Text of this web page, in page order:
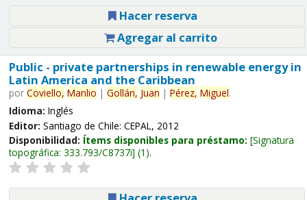
Hacer reserva
Agregar al carrito
Public - private partnerships in renewable energy in
Latin America and the Caribbean
por Coviello, Manlio | Gollán, Juan | Pérez, Miguel.
Idioma: Inglés
Editor: Santiago de Chile: CEPAL, 2012
Disponibilidad: Ítems disponibles para préstamo: Signatura
topográfica: 333.793/C8737i (1).